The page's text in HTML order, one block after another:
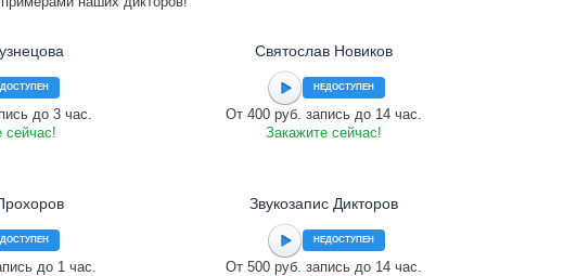
до 3 час.
сейчас!
Святослав Новиков
НЕДОСТУПЕН
От 400 руб. запись до 14 час.
Закажите сейчас!
до 1 час.
Звукозапис Дикторов
НЕДОСТУПЕН
От 500 руб. запись до 14 час.